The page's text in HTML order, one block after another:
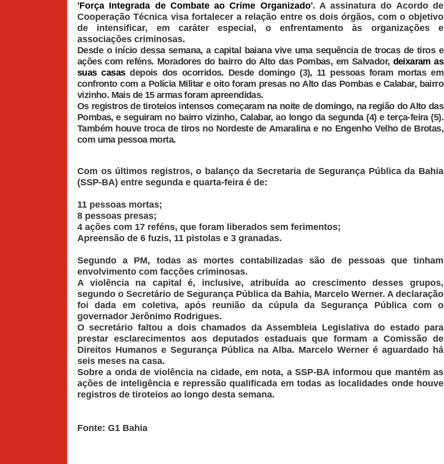
'Força Integrada de Combate ao Crime Organizado'. A assinatura do Acordo de
Cooperação Técnica visa fortalecer a relação entre os dois órgãos, com o objetivo
de intensificar, em caráter especial, o enfrentamento às organizações e
associações criminosas.
Desde o início dessa semana, a capital baiana vive uma sequência de trocas de tiros e
ações com reféns. Moradores do bairro do Alto das Pombas, em Salvador, deixaram as
suas casas depois dos ocorridos. Desde domingo (3), 11 pessoas foram mortas em
confronto com a Polícia Militar e oito foram presas no Alto das Pombas e Calabar, bairro
vizinho. Mais de 15 armas foram apreendidas.
Os registros de tiroteios intensos começaram na noite de domingo, na região do Alto das
Pombas, e seguiram no bairro vizinho, Calabar, ao longo da segunda (4) e terça-feira (5).
Também houve troca de tiros no Nordeste de Amaralina e no Engenho Velho de Brotas,
com uma pessoa morta.
Com os últimos registros, o balanço da Secretaria de Segurança Pública da Bahia
(SSP-BA) entre segunda e quarta-feira é de:
11 pessoas mortas;
8 pessoas presas;
4 ações com 17 reféns, que foram liberados sem ferimentos;
Apreensão de 6 fuzis, 11 pistolas e 3 granadas.
Segundo a PM, todas as mortes contabilizadas são de pessoas que tinham
envolvimento com facções criminosas.
A violência na capital é, inclusive, atribuída ao crescimento desses grupos,
segundo o Secretário de Segurança Pública da Bahia, Marcelo Werner. A declaração
foi dada em coletiva, após reunião da cúpula da Segurança Pública com o
governador Jerônimo Rodrigues.
O secretário faltou a dois chamados da Assembleia Legislativa do estado para
prestar esclarecimentos aos deputados estaduais que formam a Comissão de
Direitos Humanos e Segurança Pública na Alba. Marcelo Werner é aguardado há
seis meses na casa.
Sobre a onda de violência na cidade, em nota, a SSP-BA informou que mantém as
ações de inteligência e repressão qualificada em todas as localidades onde houve
registros de tiroteios ao longo desta semana.
Fonte: G1 Bahia